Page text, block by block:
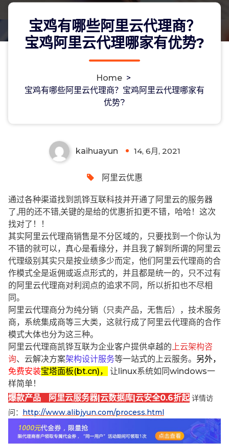
宝鸡有哪些阿里云代理商？
宝鸡阿里云代理哪家有优势?
Home >
宝鸡有哪些阿里云代理商？宝鸡阿里云代理哪家有
优势?
宝鸡有哪些阿里云代理商？宝鸡阿里云
代理哪家有优势?
kaihuayun 14, 6月, 2021
阿里云优惠
通过各种渠道找到凯铧互联科技并开通了阿里云的服务器
了,用的还不错,关键的是给的优惠折扣更不错，哈哈！这次
找对了！！
其实阿里云代理商销售是不分区域的，只要找到一个你认为
不错的就可以，真心是看缘分，并且我了解到所谓的阿里云
代理级别其实只是按业绩多少而定，他们阿里云代理商的合
作模式全是返佣或返点形式的，并且都是统一的，只不过有
的阿里云代理商对利润点的追求不同，所以折扣也不尽相
同。
阿里云代理商分为纯分销（只卖产品，无售后），技术服务
商，系统集成商等三大类，这就行成了阿里云代理商的合作
模式大体也分为这三种。
阿里云代理商凯铧互联为企业客户提供卓越的 上云架构咨
询、云解决方案架构设计服务等一站式的上云服务。 另外，
免费安装宝塔面板(bt.cn)，
让linux系统如同windows一
样简单！
爆款产品 阿里云服务器|云数据库|云安全0.6折起 详情访
问： http://www.alibjyun.com/process.html